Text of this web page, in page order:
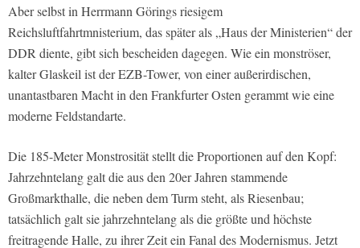
Aber selbst in Herrmann Görings riesigem
Reichsluftfahrtmnisterium, das später als „Haus der Ministerien“ der
DDR diente, gibt sich bescheiden dagegen. Wie ein monströser,
kalter Glaskeil ist der EZB-Tower, von einer außerirdischen,
unantastbaren Macht in den Frankfurter Osten gerammt wie eine
moderne Feldstandarte.
Die 185-Meter Monstrosität stellt die Proportionen auf den Kopf:
Jahrzehntelang galt die aus den 20er Jahren stammende
Großmarkthalle, die neben dem Turm steht, als Riesenbau;
tatsächlich galt sie jahrzehntelang als die größte und höchste
freitragende Halle, zu ihrer Zeit ein Fanal des Modernismus. Jetzt